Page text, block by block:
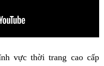
vực thời trang cao cấp